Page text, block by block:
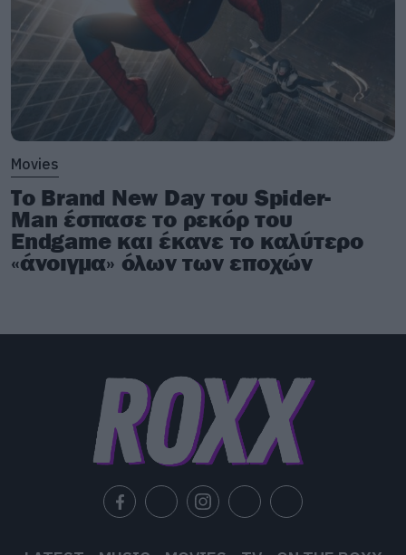
Movies
Το Brand New Day του Spider-
Man έσπασε το ρεκόρ του
Endgame και έκανε το καλύτερο
«άνοιγμα» όλων των εποχών